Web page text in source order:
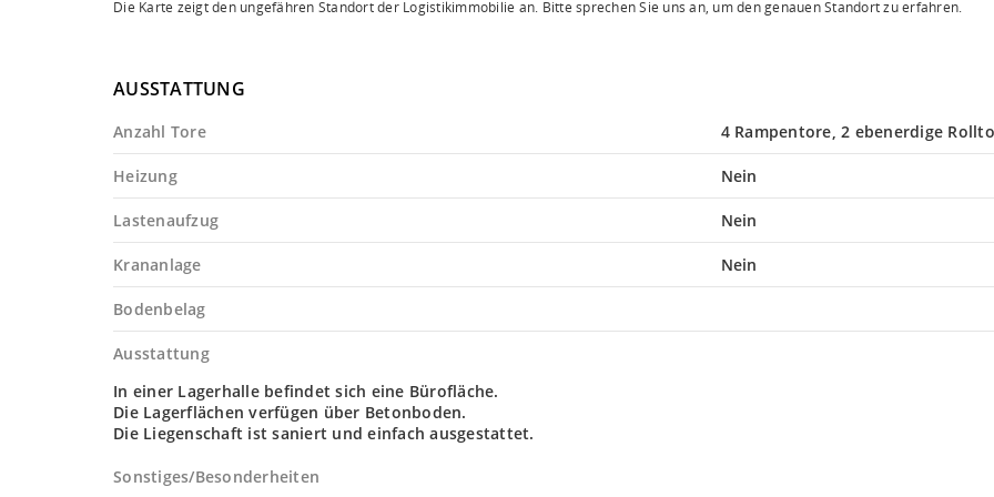
Die Karte zeigt den ungefähren Standort der Logistikimmobilie an. Bitte sprechen Sie uns an, um den genauen Standort zu erfahren.
AUSSTATTUNG
Anzahl Tore 4 Rampentore, 2 ebenerdige
Heizung Nein
Lastenaufzug Nein
Krananlage Nein
Bodenbelag
Ausstattung
In einer Lagerhalle befindet sich eine Bürofläche.
Die Lagerflächen verfügen über Betonboden.
Die Liegenschaft ist saniert und einfach ausgestattet.
Sonstiges/Besonderheiten